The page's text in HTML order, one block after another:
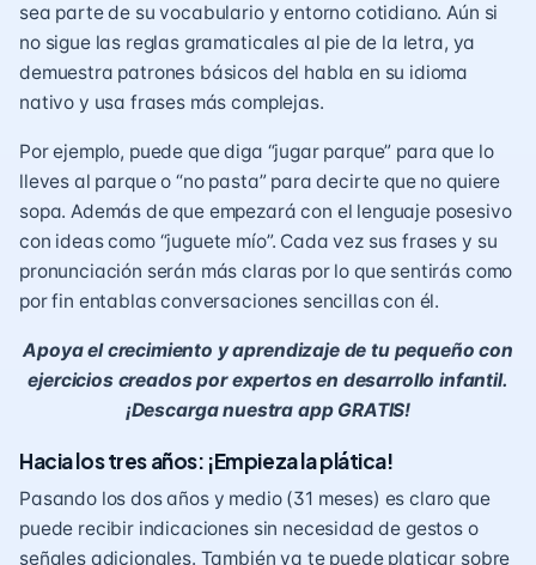
sea parte de su vocabulario y entorno cotidiano. Aún si
no sigue las reglas gramaticales al pie de la letra, ya
demuestra patrones básicos del habla en su idioma
nativo y usa frases más complejas.
Por ejemplo, puede que diga “jugar parque” para que lo
lleves al parque o “no pasta” para decirte que no quiere
sopa. Además de que empezará con el lenguaje posesivo
con ideas como “juguete mío”. Cada vez sus frases y su
pronunciación serán más claras por lo que sentirás como
por fin entablas conversaciones sencillas con él.
Apoya el crecimiento y aprendizaje de tu pequeño con
ejercicios creados por expertos en desarrollo infantil.
¡Descarga nuestra app GRATIS!
Hacia los tres años: ¡Empieza la plática!
Pasando los dos años y medio (31 meses) es claro que
puede recibir indicaciones sin necesidad de gestos o
señales adicionales. También ya te puede platicar sobre